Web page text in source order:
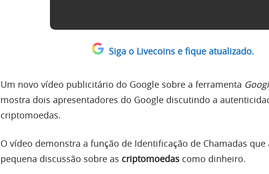
Siga o Livecoins e fique atualizado.
Um novo vídeo publicitário do Google sobre a ferramenta
mostra dois apresentadores do Google discutindo a
criptomoedas.
O vídeo demonstra a função de Identificação de Chamadas que
pequena discussão sobre as criptomoedas como dinheiro.